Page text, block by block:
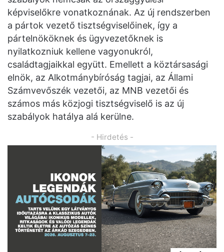
képviselőkre vonatkoznának. Az új rendszerben
a pártok vezető tisztségviselőinek, így a
pártelnököknek és ügyvezetőknek is
nyilatkozniuk kellene vagyonukról,
családtagjaikkal együtt. Emellett a köztársasági
elnök, az Alkotmánybíróság tagjai, az Állami
Számvevőszék vezetői, az MNB vezetői és
számos más közjogi tisztségviselő is az új
szabályok hatálya alá kerülne.
- Hirdetés -